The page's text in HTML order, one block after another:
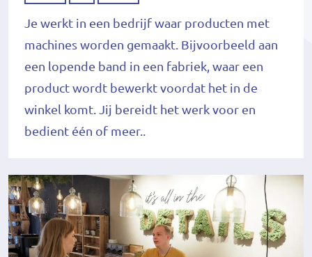
Je werkt in een bedrijf waar producten met
machines worden gemaakt. Bijvoorbeeld aan
een lopende band in een fabriek, waar een
product wordt bewerkt voordat het in de
winkel komt. Jij bereidt het werk voor en
bedient één of meer..